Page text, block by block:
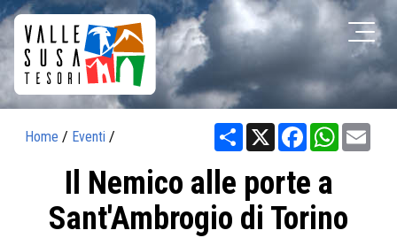
Home / Eventi / Share X Facebook
Il Nemico alle porte a
Sant'Ambrogio di Torino